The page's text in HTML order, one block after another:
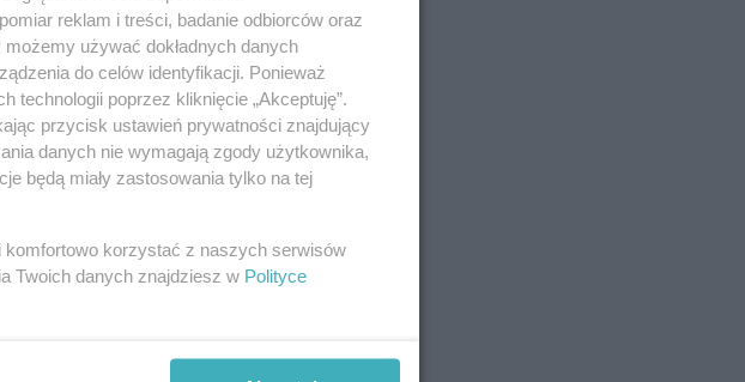
9:8
6
8:12
6
8:4
5
11:9
5
8:12
5
6:13
3
8:14
1
7:17 0
reklam i treści, badanie odbiorców oraz
używać dokładnych danych
do celów identyfikacji. Ponieważ
technologii poprzez kliknięcie „Akceptuję”.
przycisk ustawień prywatności znajdujący
danych nie wymagają zgody użytkownika,
będą miały zastosowania tylko na tej
komfortowo korzystać z naszych serwisów
Twoich danych znajdziesz w Polityce